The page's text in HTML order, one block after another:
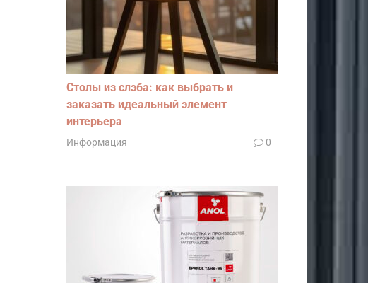
Столы из слэба: как выбрать и
заказать идеальный элемент
интерьера
Информация 0